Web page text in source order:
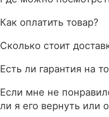
Как оплатить товар?
Сколько стоит
Есть ли гарантия на
Если мне не
ли я его вернуть или